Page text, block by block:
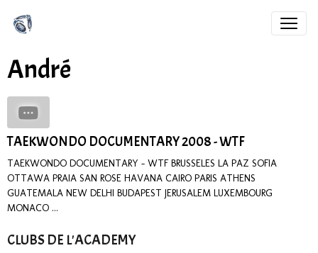
André
TAEKWONDO DOCUMENTARY 2008 - WTF
TAEKWONDO DOCUMENTARY - WTF BRUSSELES LA PAZ SOFIA
OTTAWA PRAIA SAN ROSE HAVANA CAIRO PARIS ATHENS
GUATEMALA NEW DELHI BUDAPEST JERUSALEM LUXEMBOURG
MONACO ...
CLUBS DE L'ACADEMY